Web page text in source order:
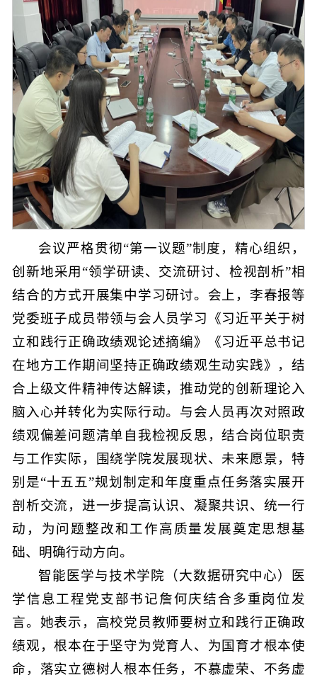
会议严格贯彻“第一议题”制度，精心组织，
创新地采用“领学研读、交流研讨、检视剖析”相
结合的方式开展集中学习研讨。会上，李春报等
党委班子成员带领与会人员学习《习近平关于树
立和践行正确政绩观论述摘编》《习近平总书记
在地方工作期间坚持正确政绩观生动实践》，结
合上级文件精神传达解读，推动党的创新理论入
脑入心并转化为实际行动。与会人员再次对照政
绩观偏差问题清单自我检视反思，结合岗位职责
与工作实际，围绕学院发展现状、未来愿景，特
别是“十五五”规划制定和年度重点任务落实展开
剖析交流，进一步提高认识、凝聚共识、统一行
动，为问题整改和工作高质量发展奠定思想基
础、明确行动方向。
智能医学与技术学院（大数据研究中心）医
学信息工程党支部书记詹何庆结合多重岗位发
言。她表示，高校党员教师要树立和践行正确政
绩观，根本在于坚守为党育人、为国育才根本使
命，落实立德树人根本任务，不慕虚荣、不务虚